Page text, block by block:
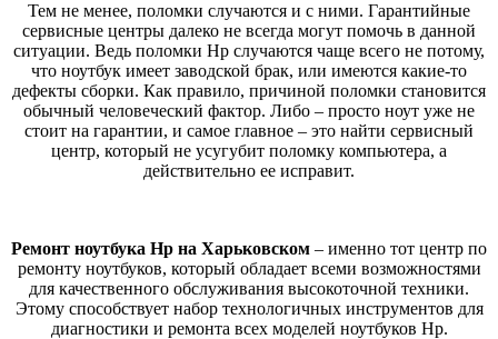
Тем не менее, поломки случаются и с ними. Гарантийные
сервисные центры далеко не всегда могут помочь в данной
ситуации. Ведь поломки Hp случаются чаще всего не потому,
что ноутбук имеет заводской брак, или имеются какие-то
дефекты сборки. Как правило, причиной поломки становится
обычный человеческий фактор. Либо – просто ноут уже не
стоит на гарантии, и самое главное – это найти сервисный
центр, который не усугубит поломку компьютера, а
действительно ее исправит.
Ремонт ноутбука Hp на Харьковском – именно тот центр по
ремонту ноутбуков, который обладает всеми возможностями
для качественного обслуживания высокоточной техники.
Этому способствует набор технологичных инструментов для
диагностики и ремонта всех моделей ноутбуков Hp.